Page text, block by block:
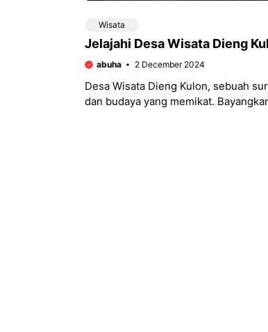
Wisata
Jelajahi Desa Wisata Dieng
abuha 2 December 2024
Desa Wisata Dieng Kulon, sebuah
dan budaya yang memikat.